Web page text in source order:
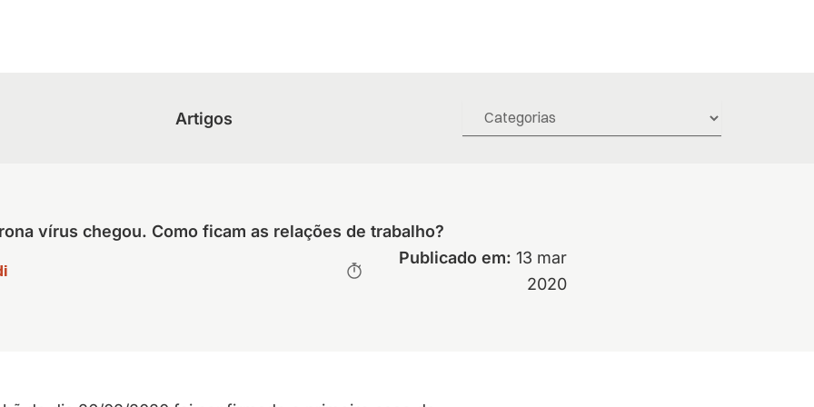
Artigos
vírus chegou. Como ficam as relações de trabalho?
Publicado em: 13 mar
2020